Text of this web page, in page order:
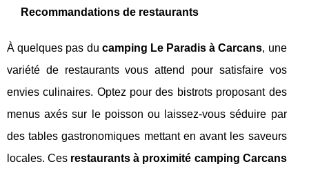
Recommandations de restaurants
À quelques pas du camping Le Paradis à Carcans, une
variété de restaurants vous attend pour satisfaire vos
envies culinaires. Optez pour des bistrots proposant des
menus axés sur le poisson ou laissez-vous séduire par
des tables gastronomiques mettant en avant les saveurs
locales. Ces restaurants à proximité camping Carcans